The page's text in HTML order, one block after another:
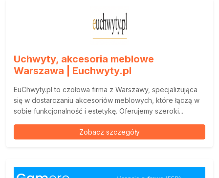
Uchwyty, akcesoria meblowe
Warszawa | Euchwyty.pl
EuChwyty.pl to czołowa firma z Warszawy, specjalizująca
się w dostarczaniu akcesoriów meblowych, które łączą w
sobie funkcjonalność i estetykę. Oferujemy szeroki...
Zobacz szczegóły